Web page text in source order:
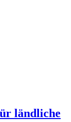
ländliche